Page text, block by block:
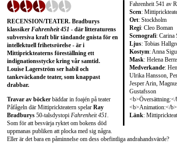
Fahrenheit 541 av
Scen:
Ort: Stockholm
Regi: Cleo Boman
Scenografi: Carina
Ljus: Tobias
Kostym: Anna
Mask: Helena
Medverkande:
Ulrika Hansson,
Jesper Arin,
Gustafsson
<b>Animation:</
Länk:
RECENSION/TEATER. Bradburys
klassiker Fahrenheit 451 - där litteraturens
subversiva kraft blir tändande gnista för en
intellektuell frihetsrörelse - är i
Mittiprickteaterns föreställning ett
indignationsstycke kring vår samtid.
Louise Lagerström ser habil och
tankeväckande teater, som knappast
drabbar.
Travar av böcker bäddar in foajén på teater
Påfågeln där Mittiprickteatern spelar Ray
Bradburys 50-talsdystopi Fahrenheit 451.
Som för att besvärja ryktet om bokens död
uppmanas publiken att plocka med sig några.
Eller är det bara en påminnelse om dess obefintliga andrahandsvärde?